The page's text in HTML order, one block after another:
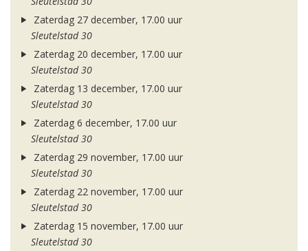
Zaterdag 27 december, 17.00 uur
Sleutelstad 30
Zaterdag 20 december, 17.00 uur
Sleutelstad 30
Zaterdag 13 december, 17.00 uur
Sleutelstad 30
Zaterdag 6 december, 17.00 uur
Sleutelstad 30
Zaterdag 29 november, 17.00 uur
Sleutelstad 30
Zaterdag 22 november, 17.00 uur
Sleutelstad 30
Zaterdag 15 november, 17.00 uur
Sleutelstad 30